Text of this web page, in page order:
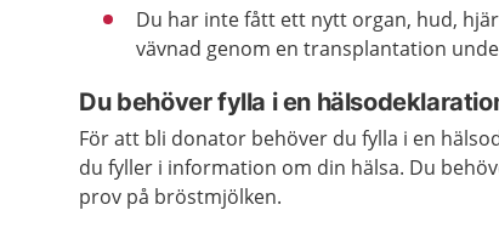
Du har inte fått ett nytt organ, hud,
vävnad genom en transplantation
Du behöver fylla i en
För att bli donator behöver du fylla i en
du fyller i information om din hälsa. Du
prov på bröstmjölken.